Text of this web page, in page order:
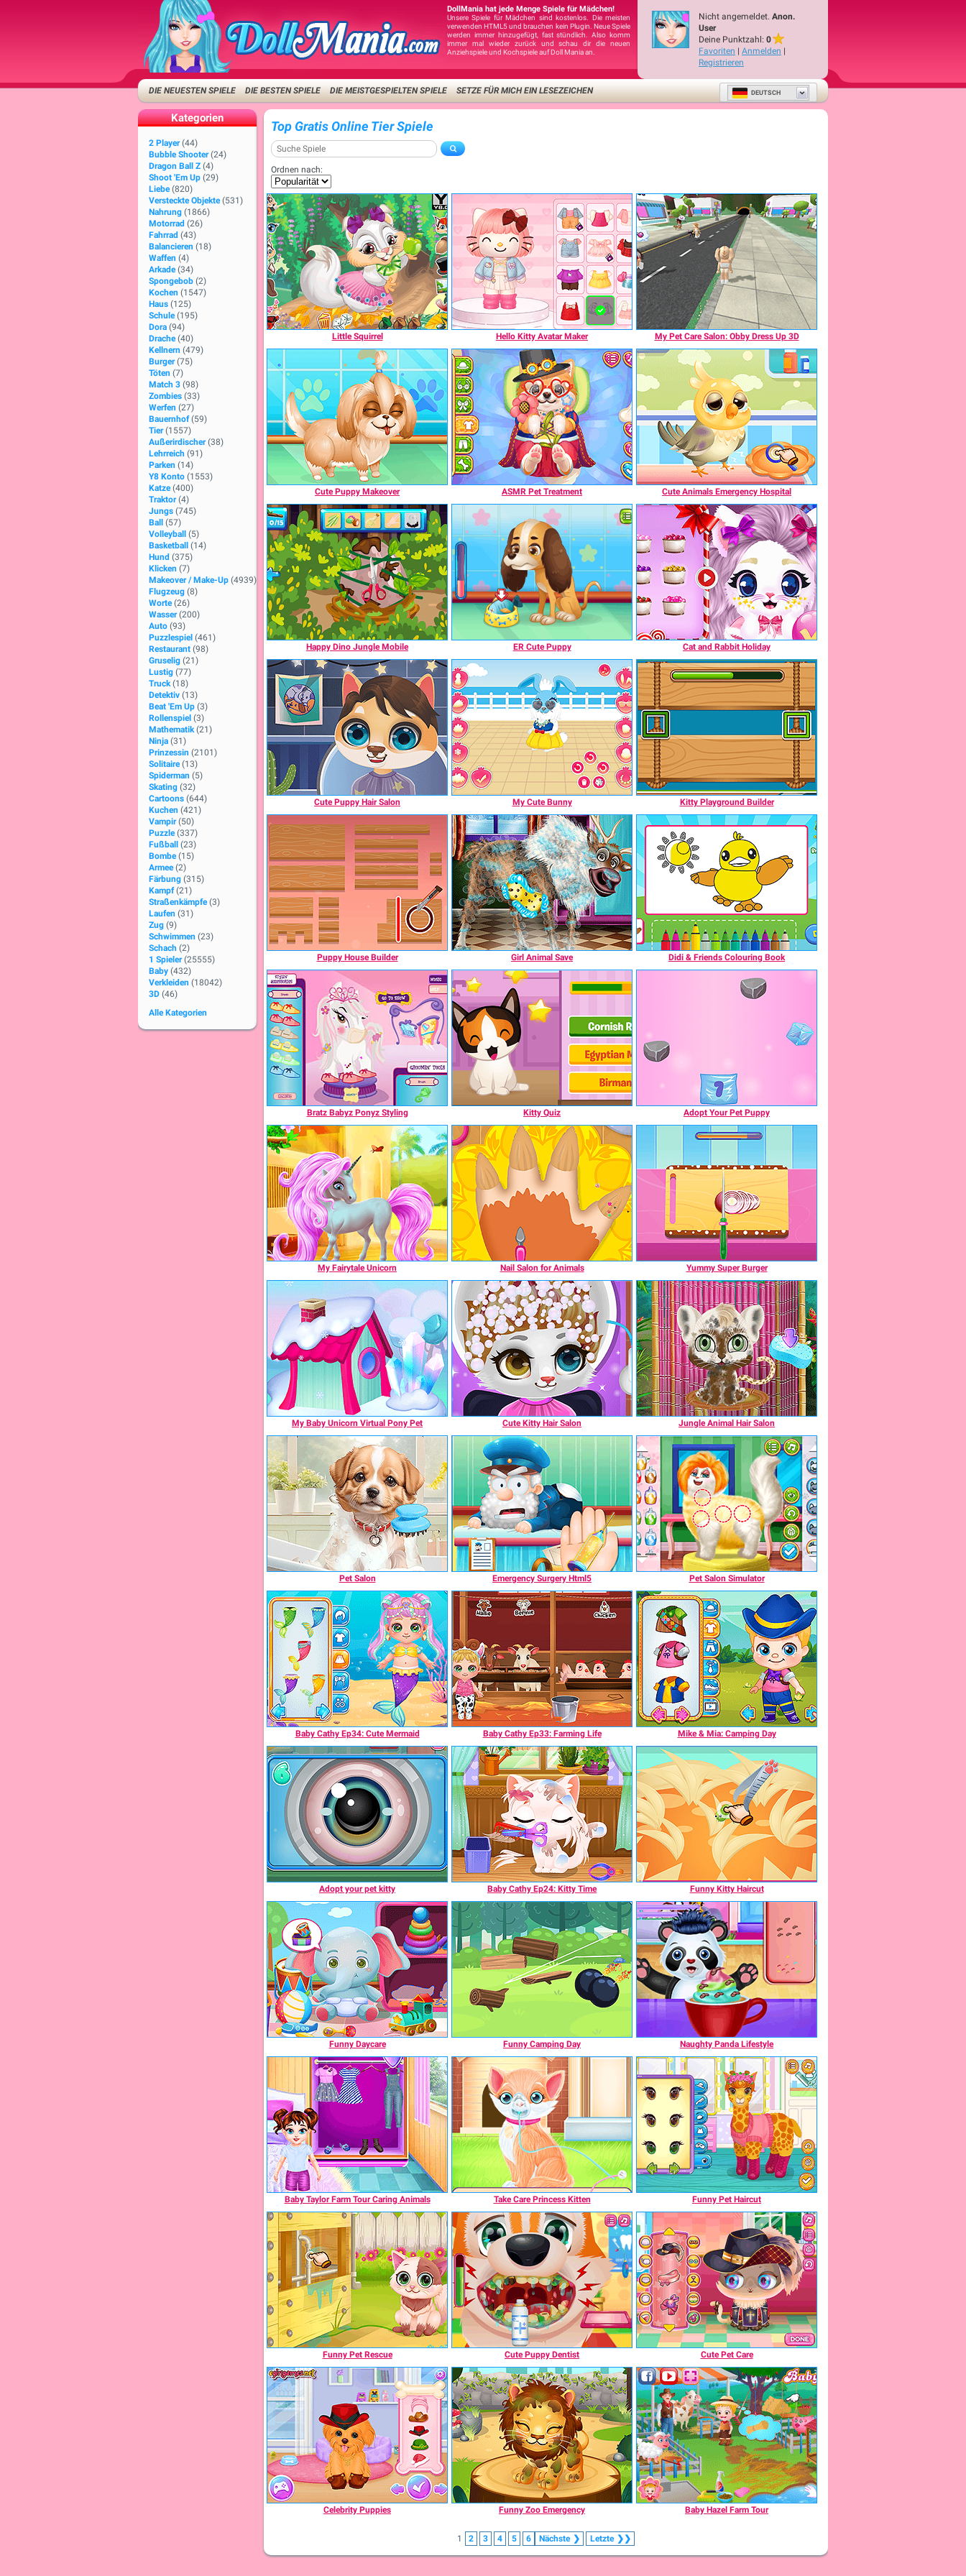
DollMania hat jede Menge Spiele für Mädchen!
Unsere Spiele für Mädchen sind kostenlos. Die meisten
verwenden HTML5 und brauchen kein Plugin. Neue Spiele
werden immer hinzugefügt, fast stündlich. Also komm
immer mal wieder zurück und schau dir die neuen
Anziehspiele und Kochspiele auf Doll Mania an.
Nicht angemeldet. Anon.
User
Deine Punktzahl: 0
Favoriten | Anmelden |
Registrieren
DIE NEUESTEN SPIELE DIE BESTEN SPIELE DIE MEISTGESPIELTEN SPIELE SETZE FÜR MICH EIN LESEZEICHEN DEUTSCH
Kategorien
2 Player (44)
Bubble Shooter (24)
Dragon Ball Z (4)
Shoot 'Em Up (29)
Liebe (820)
Versteckte Objekte (531)
Nahrung (1866)
Motorrad (26)
Fahrrad (43)
Balancieren (18)
Waffen (4)
Arkade (34)
Spongebob (2)
Kochen (1547)
Haus (125)
Schule (195)
Dora (94)
Drache (40)
Kellnern (479)
Burger (75)
Töten (7)
Match 3 (98)
Zombies (33)
Werfen (27)
Bauernhof (59)
Tier (1557)
Außerirdischer (38)
Lehrreich (91)
Parken (14)
Y8 Konto (1553)
Katze (400)
Traktor (4)
Jungs (745)
Ball
(57)
Volleyball
(5)
Basketball
(14)
Hund (375)
Klicken (7)
Makeover / Make-Up (4939)
Flugzeug (8)
Worte (26)
Wasser (200)
Auto (93)
Puzzlespiel (461)
Restaurant (98)
Gruselig (21)
Lustig (77)
Truck (18)
Detektiv (13)
Beat 'Em Up (3)
Rollenspiel (3)
Mathematik (21)
Ninja (31)
Prinzessin (2101)
Solitaire (13)
Spiderman (5)
Skating (32)
Cartoons (644)
Kuchen (421)
Vampir (50)
Puzzle (337)
Fußball
(23)
Bombe (15)
Armee (2)
Färbung (315)
Kampf (21)
Straßenkämpfe (3)
Laufen (31)
Zug (9)
Schwimmen (23)
Schach (2)
1 Spieler (25555)
Baby (432)
Verkleiden (18042)
3D (46)
Alle Kategorien
Top Gratis Online Tier Spiele
Ordnen nach:
Little Squirrel Hello Kitty Avatar Maker My Pet Care Salon: Obby Dress Up 3D
Cute Puppy Makeover ASMR Pet Treatment Cute Animals Emergency Hospital
Happy Dino Jungle Mobile ER Cute Puppy Cat and Rabbit Holiday
Cute Puppy Hair Salon My Cute Bunny Kitty Playground Builder
Puppy House Builder Girl Animal Save Didi & Friends Colouring Book
Bratz Babyz Ponyz Styling Kitty Quiz Adopt Your Pet Puppy
My Fairytale Unicorn Nail Salon for Animals Yummy Super Burger
My Baby Unicorn Virtual Pony Pet Cute Kitty Hair Salon Jungle Animal Hair Salon
Pet Salon Emergency Surgery Html5 Pet Salon Simulator
Baby Cathy Ep34: Cute Mermaid Baby Cathy Ep33: Farming Life Mike & Mia: Camping Day
Adopt your pet kitty Baby Cathy Ep24: Kitty Time Funny Kitty Haircut
Funny Daycare Funny Camping Day Naughty Panda Lifestyle
Baby Taylor Farm Tour Caring Animals Take Care Princess Kitten Funny Pet Haircut
Funny Pet Rescue Cute Puppy Dentist Cute Pet Care
Celebrity Puppies Funny Zoo Emergency Baby Hazel Farm Tour
1 2 3 4 5 6 Nächste ❯ Letzte ❯❯